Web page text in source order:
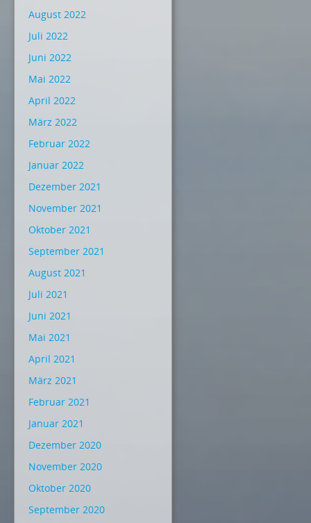
August 2022
Juli 2022
Juni 2022
Mai 2022
April 2022
März 2022
Februar 2022
Januar 2022
Dezember 2021
November 2021
Oktober 2021
September 2021
August 2021
Juli 2021
Juni 2021
Mai 2021
April 2021
März 2021
Februar 2021
Januar 2021
Dezember 2020
November 2020
Oktober 2020
September 2020